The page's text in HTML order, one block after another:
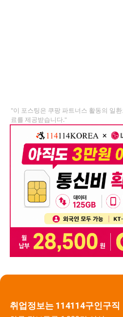
취업정보는 114114구인구직
"이 포스팅은 쿠팡 파트너스 활동의 일
료를 제공받습니다."